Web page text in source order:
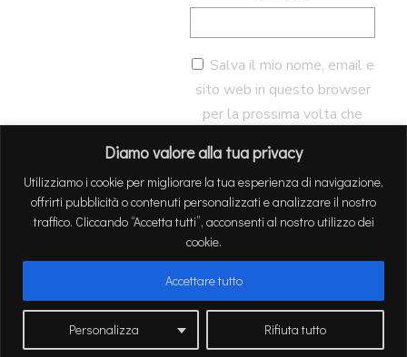
Diamo valore alla tua privacy
Utilizziamo i cookie per migliorare la tua esperienza di navigazione,
offrirti pubblicità o contenuti personalizzati e analizzare il nostro
traffico. Cliccando “Accetta tutti”, acconsenti al nostro utilizzo dei
cookie.
Personalizza Rifiuta tutto
Accettare tutto
Salva il mio nome, email e
sito web in questo browser
per la prossima volta che